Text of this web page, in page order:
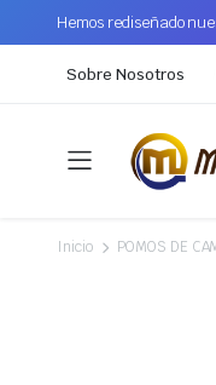
Hemos rediseñado
Sobre Nosotros
Inicio POMOS DE